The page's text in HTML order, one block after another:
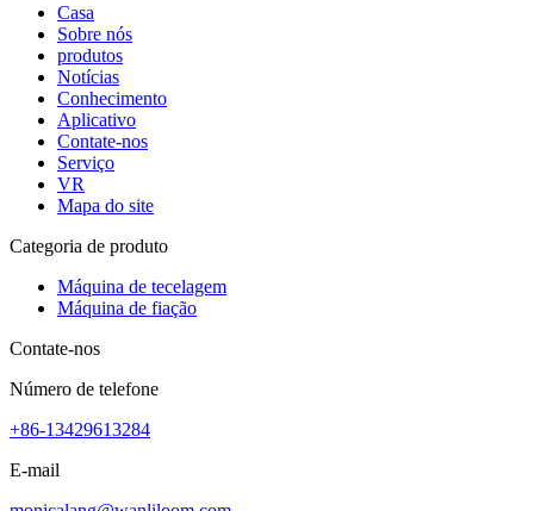
Casa
Sobre nós
produtos
Notícias
Conhecimento
Aplicativo
Contate-nos
Serviço
VR
Mapa do site
Categoria de produto
Máquina de tecelagem
Máquina de fiação
Contate-nos
Número de telefone
+86-13429613284
E-mail